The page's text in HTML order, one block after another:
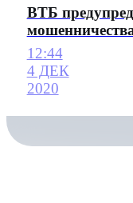
ВТБ
12:44
4 ДЕК
2020